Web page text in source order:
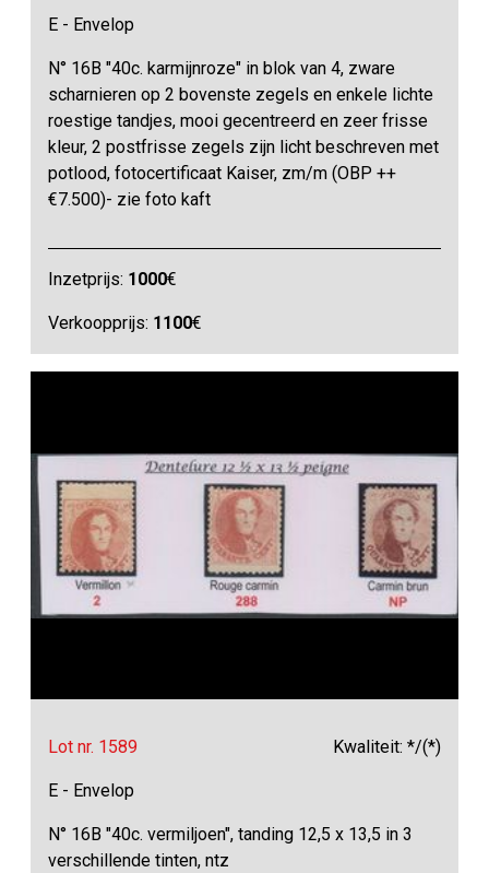
E - Envelop
N° 16B "40c. karmijnroze" in blok van 4, zware
scharnieren op 2 bovenste zegels en enkele lichte
roestige tandjes, mooi gecentreerd en zeer frisse
kleur, 2 postfrisse zegels zijn licht beschreven met
potlood, fotocertificaat Kaiser, zm/m (OBP ++
€7.500)- zie foto kaft
Inzetprijs: 1000€
Verkoopprijs: 1100€
Lot nr. 1589 Kwaliteit: */(*)
E - Envelop
N° 16B "40c. vermiljoen", tanding 12,5 x 13,5 in 3
verschillende tinten, ntz